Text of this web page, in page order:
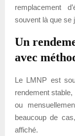
remplacement
souvent là que se
Un
avec
Le LMNP est
rendement
ou
beaucoup de
affiché.